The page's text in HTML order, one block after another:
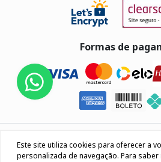
Formas de
Eletrus Componentes
04.080.033/
Este site utiliza cookies para oferecer a
personalizada de navegação. Para